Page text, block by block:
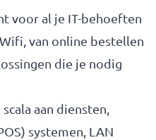
voor al je IT-behoeften
van online bestellen
die je nodig
aan diensten,
systemen, LAN